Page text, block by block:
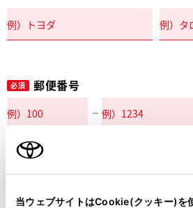
当ウェブサイトはCookie(クッキー)を
必須 郵便番号
必須 都道府県